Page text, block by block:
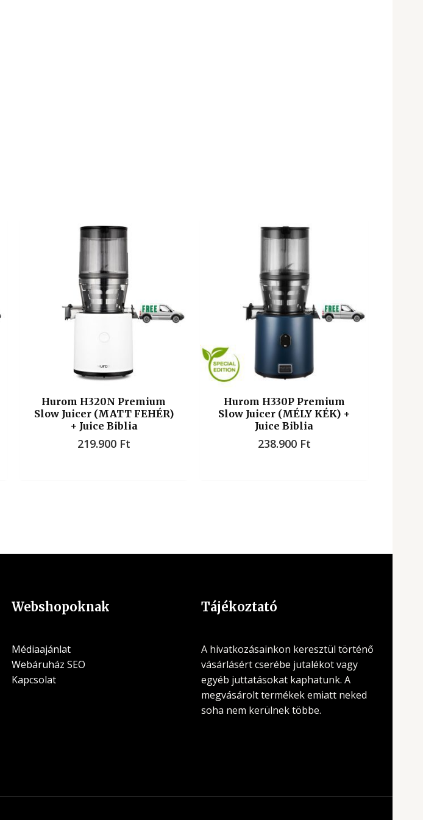
Hurom H320N Premium
Slow Juicer (MATT FEHÉR)
+ Juice Biblia
219.900 Ft
Hurom H330P Premium
Slow Juicer (MÉLY KÉK) +
Juice Biblia
238.900 Ft
Webshopoknak
Médiaajánlat
Webáruház SEO
Kapcsolat
Tájékoztató
A hivatkozásainkon keresztül történő
vásárlásért cserébe jutalékot vagy
egyéb juttatásokat kaphatunk. A
megvásárolt termékek emiatt neked
soha nem kerülnek többe.